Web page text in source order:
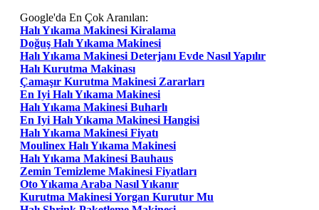
Google'da En Çok Aranılan:
Halı Yıkama Makinesi Kiralama
Doğuş Halı Yıkama Makinesi
Halı Yıkama Makinesi Deterjanı Evde Nasıl Yapılır
Halı Kurutma Makinası
Çamaşır Kurutma Makinesi Zararları
En Iyi Halı Yıkama Makinesi
Halı Yıkama Makinesi Buharlı
En Iyi Halı Yıkama Makinesi Hangisi
Halı Yıkama Makinesi Fiyatı
Moulinex Halı Yıkama Makinesi
Halı Yıkama Makinesi Bauhaus
Zemin Temizleme Makinesi Fiyatları
Oto Yıkama Araba Nasıl Yıkanır
Kurutma Makinesi Yorgan Kurutur Mu